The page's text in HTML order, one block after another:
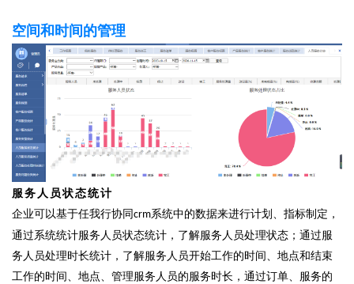
空间和时间的管理
服务人员状态统计
企业可以基于任我行协同crm系统中的数据来进行计划、指标制定，
通过系统统计服务人员状态统计，了解服务人员处理状态；通过服
务人员处理时长统计，了解服务人员开始工作的时间、地点和结束
工作的时间、地点、管理服务人员的服务时长，通过订单、服务的